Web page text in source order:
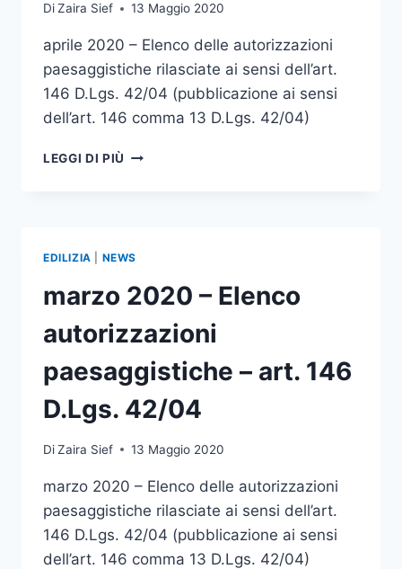
DiZaira Sief 13 Maggio 2020
aprile 2020 – Elenco delle autorizzazioni
paesaggistiche rilasciate ai sensi dell’art.
146 D.Lgs. 42/04 (pubblicazione ai sensi
dell’art. 146 comma 13 D.Lgs. 42/04)
LEGGI DI PIÙ APRILE
ART.
146
42/04
EDILIZIA NEWS
marzo 2020 – Elenco
autorizzazioni
paesaggistiche – art. 146
D.Lgs. 42/04
DiZaira Sief 13 Maggio 2020
marzo 2020 – Elenco delle autorizzazioni
paesaggistiche rilasciate ai sensi dell’art.
146 D.Lgs. 42/04 (pubblicazione ai sensi
dell’art. 146 comma 13 D.Lgs. 42/04)